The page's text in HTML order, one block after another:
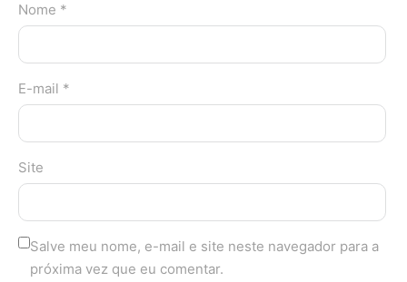
Nome *
E-mail *
Site
Salve meu nome, e-mail e site neste navegador para a
próxima vez que eu comentar.